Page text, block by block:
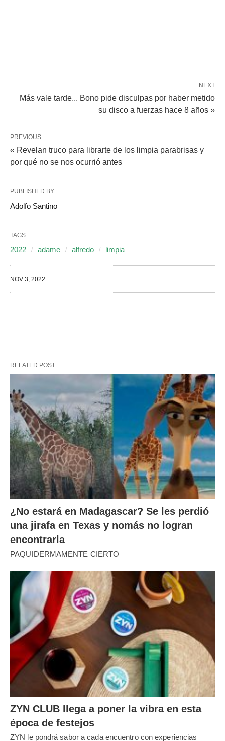
NEXT
Más vale tarde... Bono pide disculpas por haber metido
su disco a fuerzas hace 8 años »
PREVIOUS
« Revelan truco para librarte de los limpia parabrisas y
por qué no se nos ocurrió antes
PUBLISHED BY
Adolfo Santino
TAGS:
2022 adame alfredo limpia
NOV 3, 2022
RELATED POST
¿No estará en Madagascar? Se les perdió
una jirafa en Texas y nomás no logran
encontrarla
PAQUIDERMAMENTE CIERTO
ZYN CLUB llega a poner la vibra en esta
época de festejos
ZYN le pondrá sabor a cada encuentro con experiencias